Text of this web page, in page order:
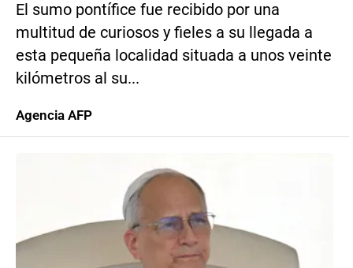
El sumo pontífice fue recibido por una
multitud de curiosos y fieles a su llegada a
esta pequeña localidad situada a unos veinte
kilómetros al su...
Agencia AFP